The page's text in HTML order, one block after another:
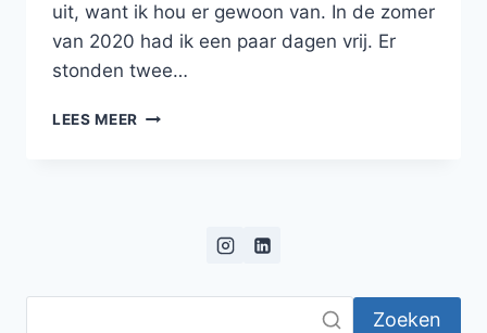
uit, want ik hou er gewoon van. In de zomer
van 2020 had ik een paar dagen vrij. Er
stonden twee…
LEES MEER DE
Zoeken